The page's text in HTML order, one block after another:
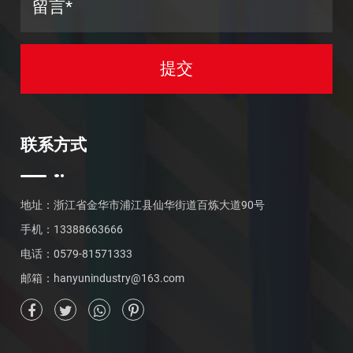
联系方式
地址：浙江省金华市浦江县仙华街道百炼大道90号
手机：13388663666
电话：0579-81571333
邮箱： hanyunindustry@163.com